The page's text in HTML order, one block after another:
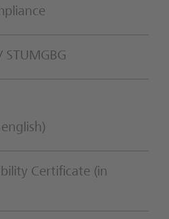
STUMGBG
Certificate (in